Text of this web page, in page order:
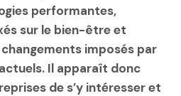
performantes,
sur le bien-être et
imposés par
Il apparaît donc
de s’y intéresser et